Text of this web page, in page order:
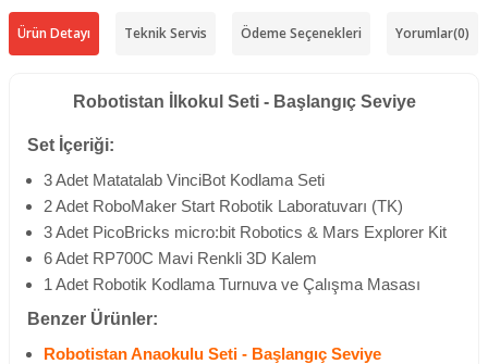
Ürün Detayı Teknik Servis Ödeme Seçenekleri Yorumlar(0)
Robotistan İlkokul Seti - Başlangıç Seviye
Set İçeriği:
3 Adet Matatalab VinciBot Kodlama Seti
2 Adet RoboMaker Start Robotik Laboratuvarı (TK)
3 Adet PicoBricks micro:bit Robotics & Mars Explorer Kit
6 Adet RP700C Mavi Renkli 3D Kalem
1 Adet Robotik Kodlama Turnuva ve Çalışma Masası
Benzer Ürünler:
Robotistan Anaokulu Seti - Başlangıç Seviye